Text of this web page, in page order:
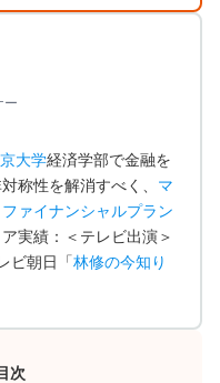
ー
大学経済学部で金融を
称性を解消すべく、 マ
ファイナンシャルプラン
実績：＜テレビ出演＞
ビ朝日「林修の今知り
次